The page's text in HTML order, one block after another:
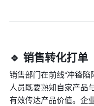
🔹 销售转化打单
销售部门在前线“冲锋
人员既要熟知自家产品
有效传达产品价值。企